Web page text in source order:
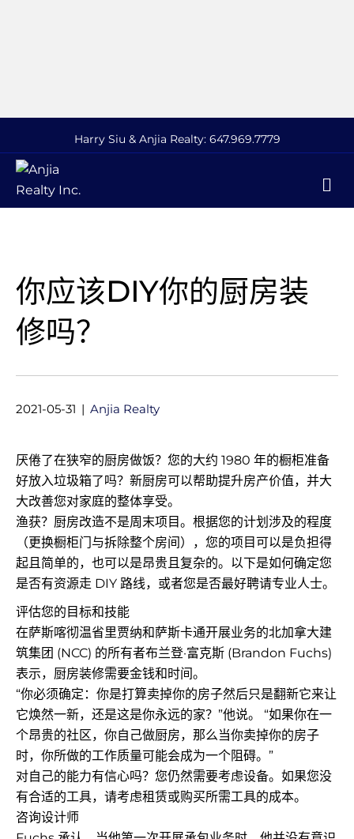
Harry Siu & Anjia Realty: 647.969.7779
你应该DIY你的厨房装
修吗？
2021-05-31 | Anjia Realty
厌倦了在狭窄的厨房做饭？您的大约 1980 年的橱柜准备
好放入垃圾箱了吗？新厨房可以帮助提升房产价值，并大
大改善您对家庭的整体享受。
渔获？厨房改造不是周末项目。根据您的计划涉及的程度
（更换橱柜门与拆除整个房间），您的项目可以是负担得
起且简单的，也可以是昂贵且复杂的。以下是如何确定您
是否有资源走 DIY 路线，或者您是否最好聘请专业人士。
评估您的目标和技能
在萨斯喀彻温省里贾纳和萨斯卡通开展业务的北加拿大建
筑集团 (NCC) 的所有者布兰登·富克斯 (Brandon Fuchs)
表示，厨房装修需要金钱和时间。
“你必须确定：你是打算卖掉你的房子然后只是翻新它来让
它焕然一新，还是这是你永远的家？”他说。 “如果你在一
个昂贵的社区，你自己做厨房，那么当你卖掉你的房子
时，你所做的工作质量可能会成为一个阻碍。”
对自己的能力有信心吗？您仍然需要考虑设备。如果您没
有合适的工具，请考虑租赁或购买所需工具的成本。
咨询设计师